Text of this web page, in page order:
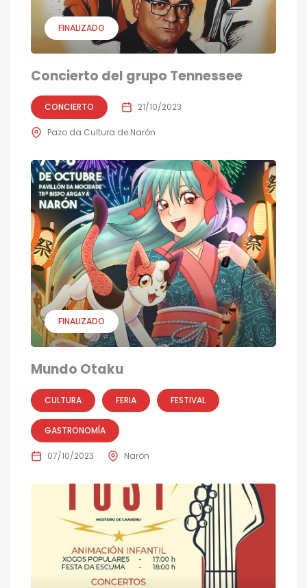
FINALIZADO
Concierto del grupo Tennessee
CONCIERTO 21/10/2023
Pazo da Cultura de Narón
FINALIZADO
Mundo Otaku
CULTURA FERIA FESTIVAL
GASTRONOMÍA
07/10/2023 Narón